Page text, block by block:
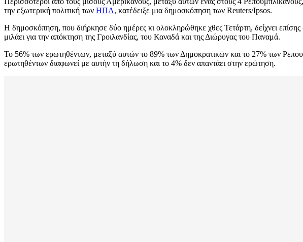
την εξωτερική πολιτική των ΗΠΑ, κατέδειξε μια δημοσκόπηση των Reuters/Ipsos.
Η δημοσκόπηση, που διήρκησε δύο ημέρες κι ολοκληρώθηκε χθες Τετάρτη, δείχνει
μιλάει για την απόκτηση της Γροιλανδίας, του Καναδά και της Διώρυγας του Παναμά.
Το 56% των ερωτηθέντων, μεταξύ αυτών το 89% των Δημοκρατικών και το 27% των
ερωτηθέντων διαφωνεί με αυτήν τη δήλωση και το 4% δεν απαντάει στην ερώτηση.